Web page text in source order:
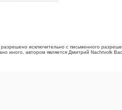
исключительно с письменного
иного, автором является Дмитрий Nachtvolk